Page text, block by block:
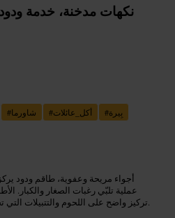
نكهات مدخنة، خدمة
#شاورما #أكل_عائلات #بِيرة
أجواء مريحة وعفوية، طاقم ودود
عملية تلبّي رغبات الصغار والكبار.
تركيز واضح على اللحوم والتتبيلات التي تجذب محبي المشاوي والشاورما.